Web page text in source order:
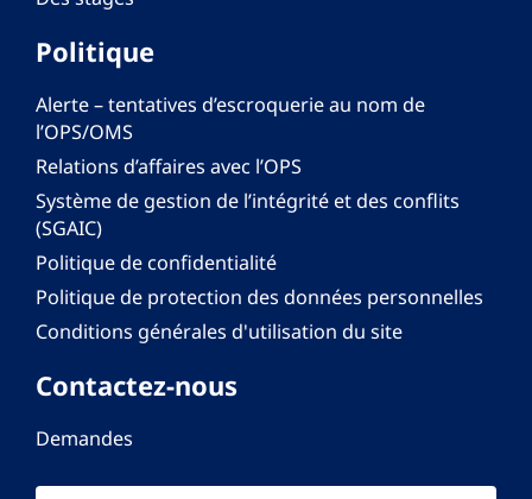
Politique
Alerte – tentatives d’escroquerie au nom de
l’OPS/OMS
Relations d’affaires avec l’OPS
Système de gestion de l’intégrité et des conflits
(SGAIC)
Politique de confidentialité
Politique de protection des données personnelles
Conditions générales d'utilisation du site
Contactez-nous
Demandes